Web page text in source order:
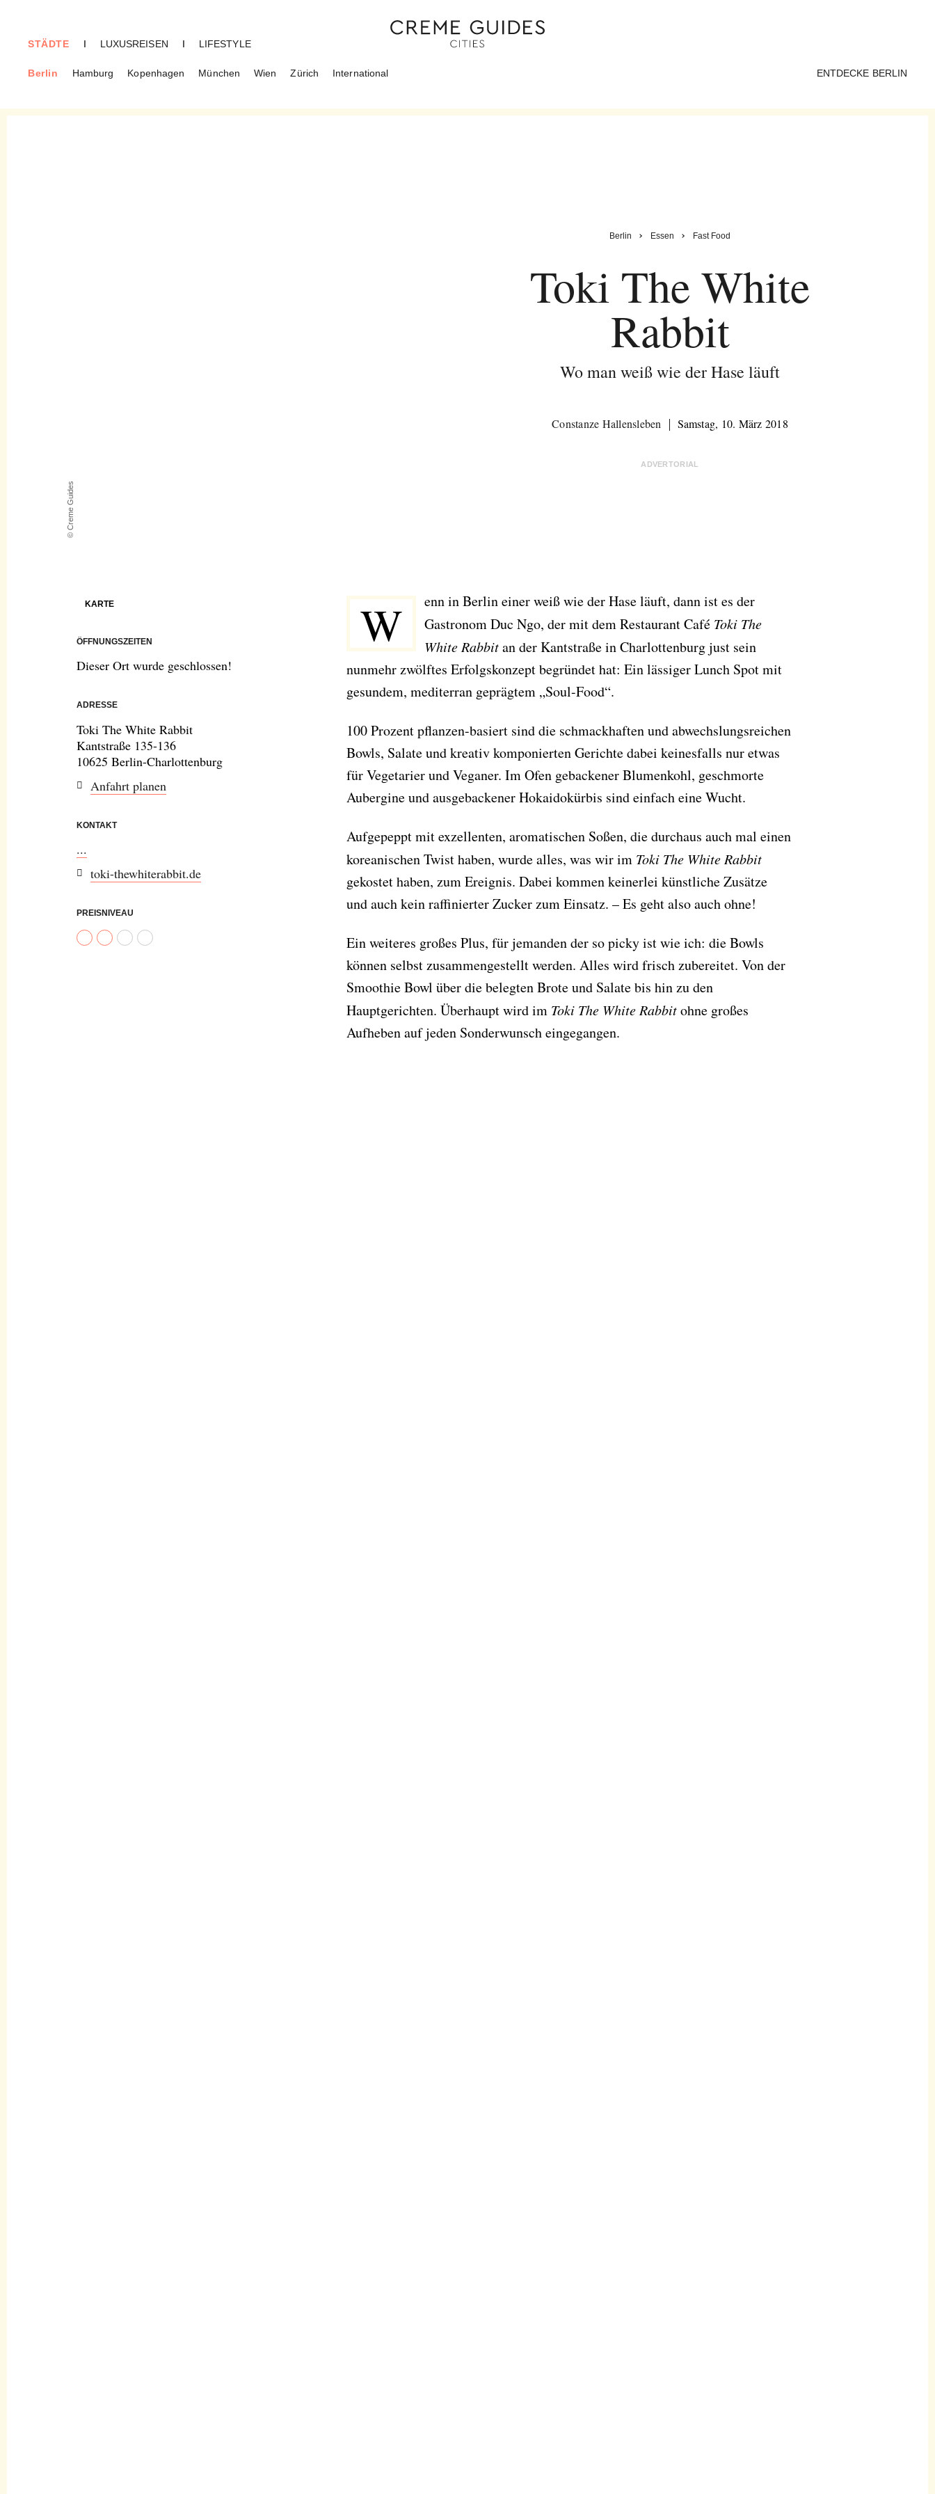
STÄDTE
Berlin Hamburg Kopenhagen München Wien Zürich International
I LUXUSREISEN I LIFESTYLE
ENTDECKE BERLIN
Berlin Essen Fast Food
Toki The White
Rabbit
Wo man weiß wie der Hase läuft
Constanze Hallensleben Samstag, 10. März 2018
ADVERTORIAL
© Creme Guides
KARTE
ÖFFNUNGSZEITEN
Dieser Ort wurde geschlossen!
ADRESSE
Toki The White Rabbit
Kantstraße 135-136
10625 Berlin-Charlottenburg
Anfahrt planen
KONTAKT
...
toki-thewhiterabbit.de
PREISNIVEAU
W
enn in Berlin einer weiß wie der Hase läuft, dann ist es der
Gastronom Duc Ngo, der mit dem Restaurant Café Toki The
White Rabbitan der Kantstraße in Charlottenburg just sein
nunmehr zwölftes Erfolgskonzept begründet hat: Ein lässiger Lunch Spot mit
gesundem, mediterran geprägtem „Soul-Food“.
100 Prozent pflanzen-basiert sind die schmackhaften und abwechslungsreichen
Bowls, Salate und kreativ komponierten Gerichte dabei keinesfalls nur etwas
für Vegetarier und Veganer. Im Ofen gebackener Blumenkohl, geschmorte
Aubergine und ausgebackener Hokaidokürbis sind einfach eine Wucht.
Aufgepeppt mit exzellenten, aromatischen Soßen, die durchaus auch mal einen
koreanischen Twist haben, wurde alles, was wir im Toki The White Rabbit
gekostet haben, zum Ereignis. Dabei kommen keinerlei künstliche Zusätze
und auch kein raffinierter Zucker zum Einsatz. – Es geht also auch ohne!
Ein weiteres großes Plus, für jemanden der so picky ist wie ich: die Bowls
können selbst zusammengestellt werden. Alles wird frisch zubereitet. Von der
Smoothie Bowl über die belegten Brote und Salate bis hin zu den
Hauptgerichten. Überhaupt wird im Toki The White Rabbitohne großes
Aufheben auf jeden Sonderwunsch eingegangen.